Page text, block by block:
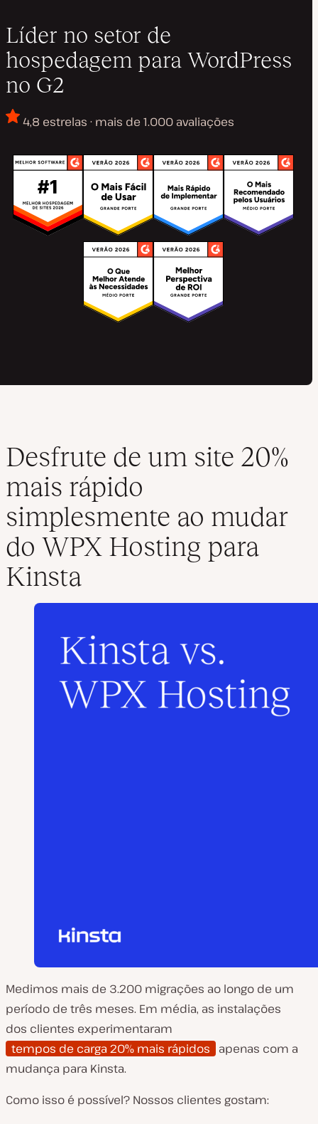
Líder no setor de
hospedagem para WordPress
no G2
4,8 estrelas · mais de 1.000 avaliações
Desfrute de um site 20%
mais rápido
simplesmente ao mudar
do WPX Hosting para
Kinsta
Medimos mais de 3.200 migrações ao longo de um
período de três meses. Em média, as instalações
dos clientes experimentaram
tempos de carga 20% mais rápidos
apenas com a
mudança para Kinsta.
Como isso é possível? Nossos clientes gostam: